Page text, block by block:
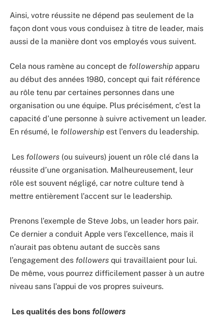
Ainsi, votre réussite ne dépend pas seulement de la
façon dont vous vous conduisez à titre de leader, mais
aussi de la manière dont vos employés vous suivent.
Cela nous ramène au concept de followership apparu
au début des années 1980, concept qui fait référence
au rôle tenu par certaines personnes dans une
organisation ou une équipe. Plus précisément, c’est la
capacité d’une personne à suivre activement un leader.
En résumé, le followership est l’envers du leadership.
Les followers (ou suiveurs) jouent un rôle clé dans la
réussite d’une organisation. Malheureusement, leur
rôle est souvent négligé, car notre culture tend à
mettre entièrement l’accent sur le leadership.
Prenons l’exemple de Steve Jobs, un leader hors pair.
Ce dernier a conduit Apple vers l’excellence, mais il
n’aurait pas obtenu autant de succès sans
l’engagement des followers qui travaillaient pour lui.
De même, vous pourrez difficilement passer à un autre
niveau sans l’appui de vos propres suiveurs.
Les qualités des bons followers